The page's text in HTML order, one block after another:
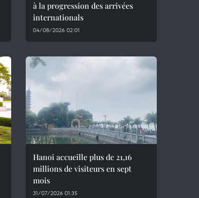
à la progression des arrivées
internationals
04/08/2026 02:01
Hanoi accueille plus de 21,16
millions de visiteurs en sept
mois ​
31/07/2026 01:35